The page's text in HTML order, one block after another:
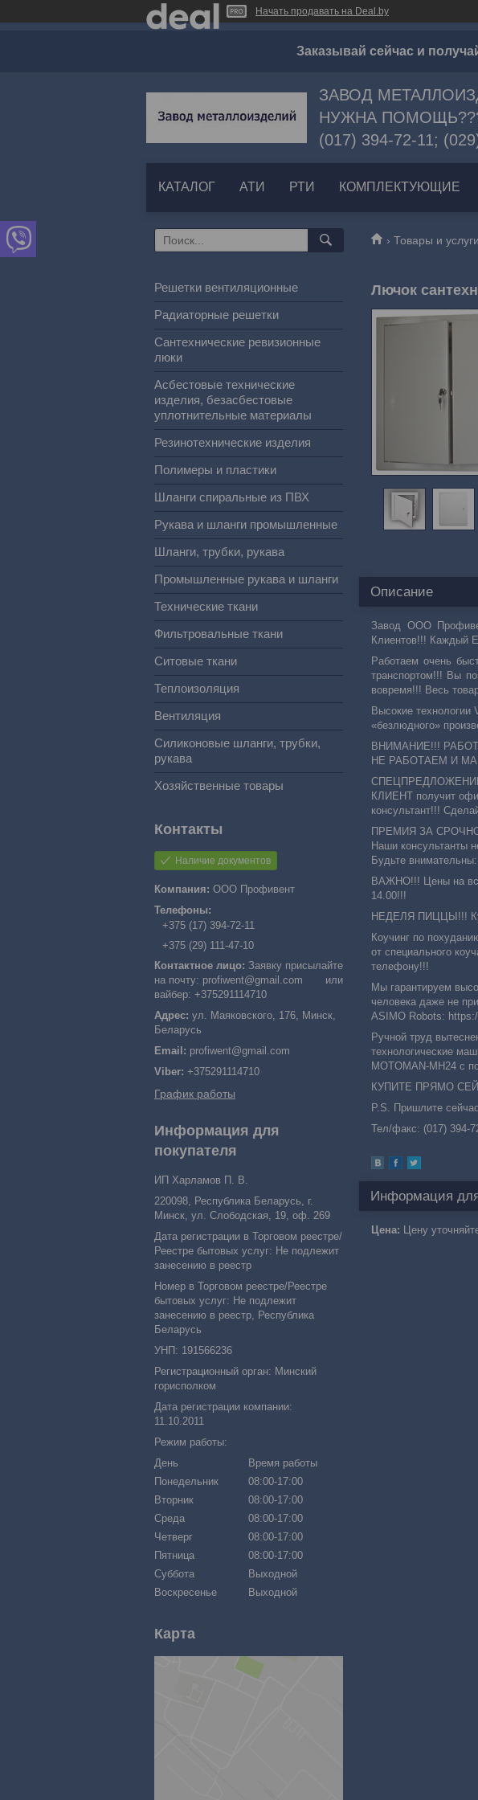
Начать продавать на Deal.by
Заказывай сейчас и
ЗАВОД
НУЖНА
(017) 394-72-11;
КАТАЛОГ АТИ РТИ КОМПЛЕКТУЮЩИЕ
Товары и услуги
Лючок
Описание
Завод ООО
Клиентов!!!
Работаем очень
транспортом!!! Вы
вовремя!!! Весь
Высокие технологии
«безлюдного»
ВНИМАНИЕ!!!
НЕ РАБОТАЕМ И
КЛИЕНТ получит
консультант!!!
ПРЕМИЯ ЗА
Наши консультанты
Будьте
ВАЖНО!!! Цены на
14.00!!!
НЕДЕЛЯ ПИЦЦЫ!!!
Коучинг по
от специального
телефону!!!
Мы гарантируем
человека даже не
ASIMO Robots:
Ручной труд
технологические
MOTOMAN-MH24 с
КУПИТЕ ПРЯМО
P.S. Пришлите
Тел/факс: (017) 394-
Информация
Цена: Цену
Решетки вентиляционные
Радиаторные решетки
Сантехнические ревизионные
люки
Асбестовые технические
изделия, безасбестовые
уплотнительные материалы
Резинотехнические изделия
Полимеры и пластики
Шланги спиральные из ПВХ
Рукава и шланги промышленные
Шланги, трубки, рукава
Промышленные рукава и шланги
Технические ткани
Фильтровальные ткани
Ситовые ткани
Теплоизоляция
Вентиляция
Силиконовые шланги, трубки,
рукава
Хозяйственные товары
Наличие документов
ООО Профивент
+375 (17) 394-72-11
+375 (29) 111-47-10
Заявку присылайте
на почту: profiwent@gmail.com или
вайбер: +375291114710
ул. Маяковского, 176, Минск,
Беларусь
profiwent@gmail.com
+375291114710
График работы
Информация для
покупателя
ИП Харламов П. В.
220098, Республика Беларусь, г.
Минск, ул. Слободская, 19, оф. 269
Дата регистрации в Торговом реестре/
Реестре бытовых услуг: Не подлежит
занесению в реестр
Номер в Торговом реестре/Реестре
бытовых услуг: Не подлежит
занесению в реестр, Республика
Беларусь
УНП: 191566236
Регистрационный орган: Минский
горисполком
Дата регистрации компании:
11.10.2011
Режим работы:
День
Время работы
Понедельник
08:00-17:00
Вторник
08:00-17:00
Среда
08:00-17:00
Четверг
08:00-17:00
Пятница
08:00-17:00
Суббота
Выходной
Воскресенье
Выходной
Карта